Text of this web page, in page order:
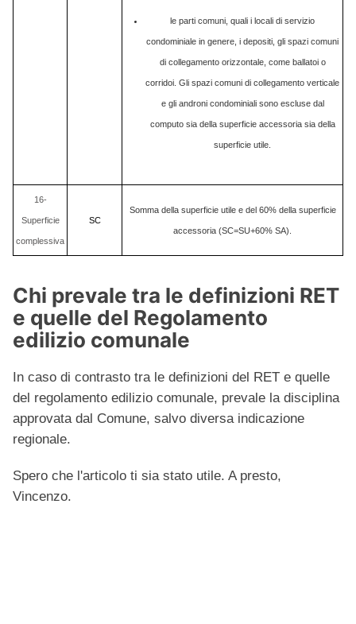
le parti comuni, quali i locali di servizio
condominiale in genere, i depositi, gli spazi comuni
di collegamento orizzontale, come ballatoi o
corridoi. Gli spazi comuni di collegamento verticale
e gli androni condominiali sono escluse dal
computo sia della superficie accessoria sia della
superficie utile.
16-
Superficie
complessiva
SC
Somma della superficie utile e del 60% della superficie
accessoria (SC=SU+60% SA).
Chi prevale tra le definizioni RET
e quelle del Regolamento
edilizio comunale
In caso di contrasto tra le definizioni del RET e quelle
del regolamento edilizio comunale, prevale la disciplina
approvata dal Comune, salvo diversa indicazione
regionale.
Spero che l'articolo ti sia stato utile. A presto,
Vincenzo.